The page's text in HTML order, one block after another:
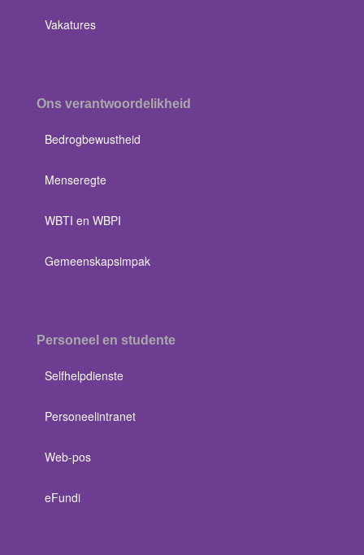
Vakatures
Ons verantwoordelikheid
Bedrogbewustheid
Menseregte
WBTI en WBPI
Gemeenskapsimpak
Personeel en studente
Selfhelpdienste
Personeelintranet
Web-pos
eFundi